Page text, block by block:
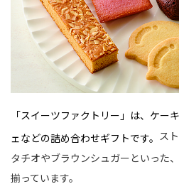
「スイーツファクトリー」は、ケー
ェなどの詰め合わせギフトです。 ス
タチオやブラウンシュガーといった
揃っています。